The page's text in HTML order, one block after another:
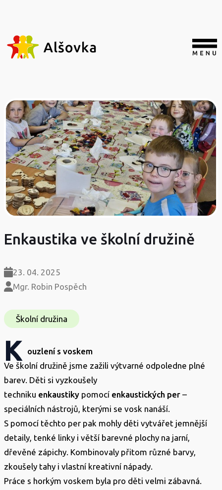
Enkaustika ve školní družině
23. 04. 2025
Mgr. Robin Pospěch
Školní družina
K
ouzlení s voskem
Ve školní družině jsme zažili výtvarné odpoledne plné
barev. Děti si vyzkoušely
techniku enkaustiky pomocí enkaustických per –
speciálních nástrojů, kterými se vosk nanáší.
S pomocí těchto per pak mohly děti vytvářet jemnější
detaily, tenké linky i větší barevné plochy na jarní,
dřevěné zápichy. Kombinovaly přitom různé barvy,
zkoušely tahy i vlastní kreativní nápady.
Práce s horkým voskem byla pro děti velmi zábavná.